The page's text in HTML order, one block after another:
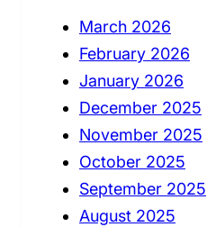
March 2026
February 2026
January 2026
December 2025
November 2025
October 2025
September 2025
August 2025